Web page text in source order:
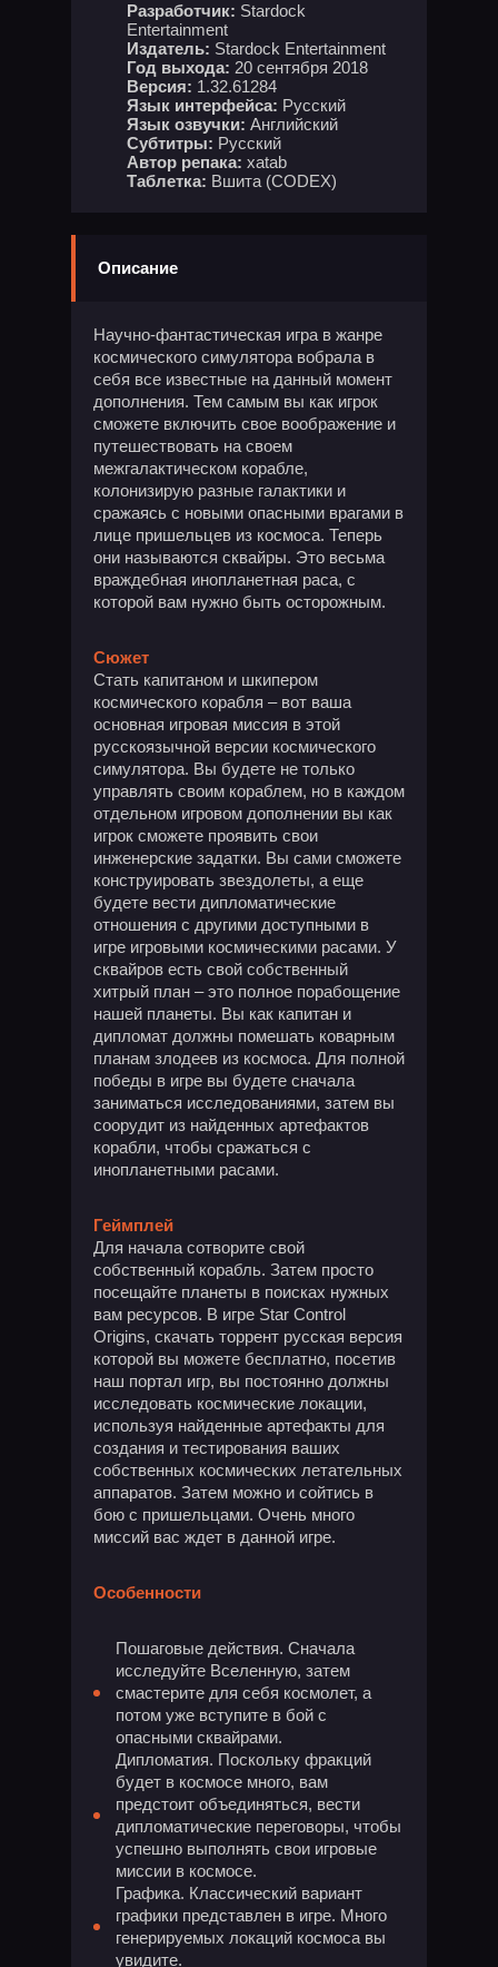
Разработчик: Stardock
Entertainment
Издатель: Stardock Entertainment
Год выхода: 20 сентября 2018
Версия: 1.32.61284
Язык интерфейса: Русский
Язык озвучки: Английский
Субтитры: Русский
Автор репака: xatab
Таблетка: Вшита (CODEX)
Описание
Научно-фантастическая игра в жанре
космического симулятора вобрала в
себя все известные на данный момент
дополнения. Тем самым вы как игрок
сможете включить свое воображение и
путешествовать на своем
межгалактическом корабле,
колонизирую разные галактики и
сражаясь с новыми опасными врагами в
лице пришельцев из космоса. Теперь
они называются сквайры. Это весьма
враждебная инопланетная раса, с
которой вам нужно быть осторожным.
Сюжет
Стать капитаном и шкипером
космического корабля – вот ваша
основная игровая миссия в этой
русскоязычной версии космического
симулятора. Вы будете не только
управлять своим кораблем, но в каждом
отдельном игровом дополнении вы как
игрок сможете проявить свои
инженерские задатки. Вы сами сможете
конструировать звездолеты, а еще
будете вести дипломатические
отношения с другими доступными в
игре игровыми космическими расами. У
сквайров есть свой собственный
хитрый план – это полное порабощение
нашей планеты. Вы как капитан и
дипломат должны помешать коварным
планам злодеев из космоса. Для полной
победы в игре вы будете сначала
заниматься исследованиями, затем вы
соорудит из найденных артефактов
корабли, чтобы сражаться с
инопланетными расами.
Геймплей
Для начала сотворите свой
собственный корабль. Затем просто
посещайте планеты в поисках нужных
вам ресурсов. В игре Star Control
Origins, скачать торрент русская версия
которой вы можете бесплатно, посетив
наш портал игр, вы постоянно должны
исследовать космические локации,
используя найденные артефакты для
создания и тестирования ваших
собственных космических летательных
аппаратов. Затем можно и сойтись в
бою с пришельцами. Очень много
миссий вас ждет в данной игре.
Особенности
Пошаговые действия. Сначала
исследуйте Вселенную, затем
смастерите для себя космолет, а
потом уже вступите в бой с
опасными сквайрами.
Дипломатия. Поскольку фракций
будет в космосе много, вам
предстоит объединяться, вести
дипломатические переговоры, чтобы
успешно выполнять свои игровые
миссии в космосе.
Графика. Классический вариант
графики представлен в игре. Много
генерируемых локаций космоса вы
увидите.